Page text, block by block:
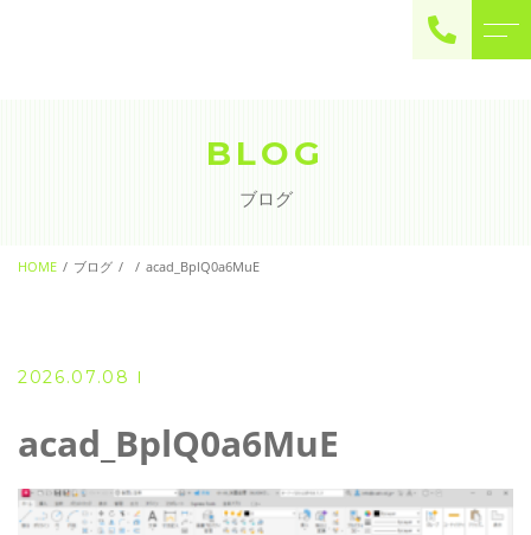
contact
BLOG
ブログ
HOME ブログ acad_BplQ0a6MuE
2026.07.08
acad_BplQ0a6MuE